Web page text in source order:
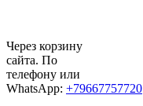
Через корзину
сайта. По
телефону или
WhatsApp: +79667757720